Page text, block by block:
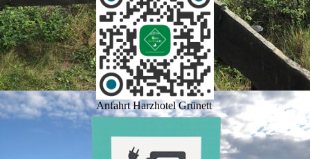
Anfahrt Harzhotel Grünett